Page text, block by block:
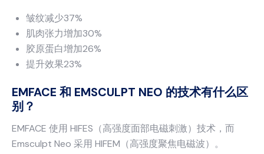
皱纹减少37%
肌肉张力增加30%
胶原蛋白增加26%
提升效果23%
EMFACE 和 EMSCULPT NEO 的技术有什么区
别？
EMFACE 使用 HIFES（高强度面部电磁刺激）技术，而
Emsculpt Neo 采用 HIFEM（高强度聚焦电磁波）。